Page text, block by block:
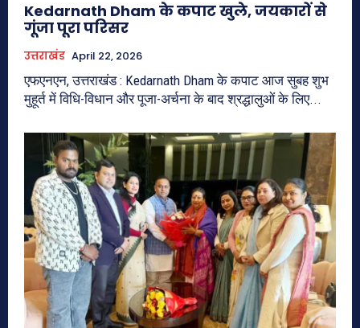
Kedarnath Dham के कपाट खुले, जयकारों से
गूंजा पूरा परिसर
उत्तराखंड April 22, 2026
एफएनएन, उत्तराखंड : Kedarnath Dham के कपाट आज सुबह शुभ
मुहूर्त में विधि-विधान और पूजा-अर्चना के बाद श्रद्धालुओं के लिए...